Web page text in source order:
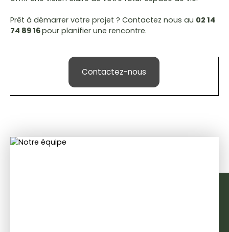
Prêt à démarrer votre projet ? Contactez nous au 02 14
74 89 16pour planifier une rencontre.
Contactez-nous